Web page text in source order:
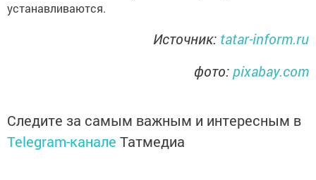
устанавливаются.
Источник: tatar-inform.ru
фото:pixabay.com
Следите за самым важным и интересным в
Telegram-канале Татмедиа